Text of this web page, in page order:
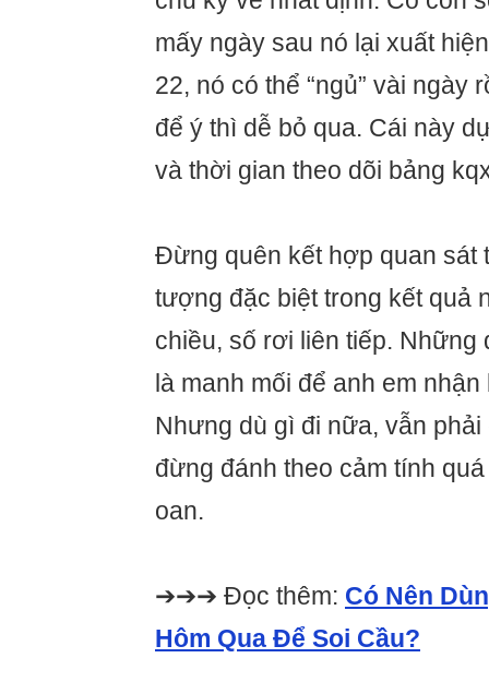
mấy ngày sau nó lại xuất
22, nó có thể “ngủ” vài ngày
để ý thì dễ bỏ qua. Cái này
và thời gian theo dõi bảng
Đừng quên kết hợp quan sát
tượng đặc biệt trong kết quả
chiều, số rơi liên tiếp. Những
là manh mối để anh em
Nhưng dù gì đi nữa, vẫn
đừng đánh theo cảm tính
oan.
➔➔➔ Đọc thêm: Có Nên
Hôm Qua Để Soi Cầu?